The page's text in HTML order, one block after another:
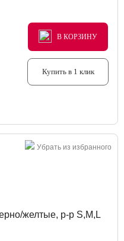
В КОРЗИНУ
В КОРЗИНУ
В КОРЗИНУ
Купить в 1 клик
Убрать из избранного